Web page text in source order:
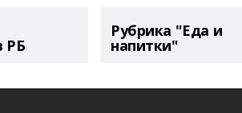
РБ
Рубрика "Еда и
напитки"